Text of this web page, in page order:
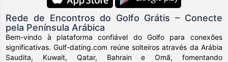
Rede de Encontros do Golfo Grátis – Conecte
pela Península Arábica
Bem-vindo à plataforma confiável do Golfo para conexões
significativas. Gulf-dating.com reúne solteiros através da Arábia
Saudita, Kuwait, Qatar, Bahrain e Omã, fomentando